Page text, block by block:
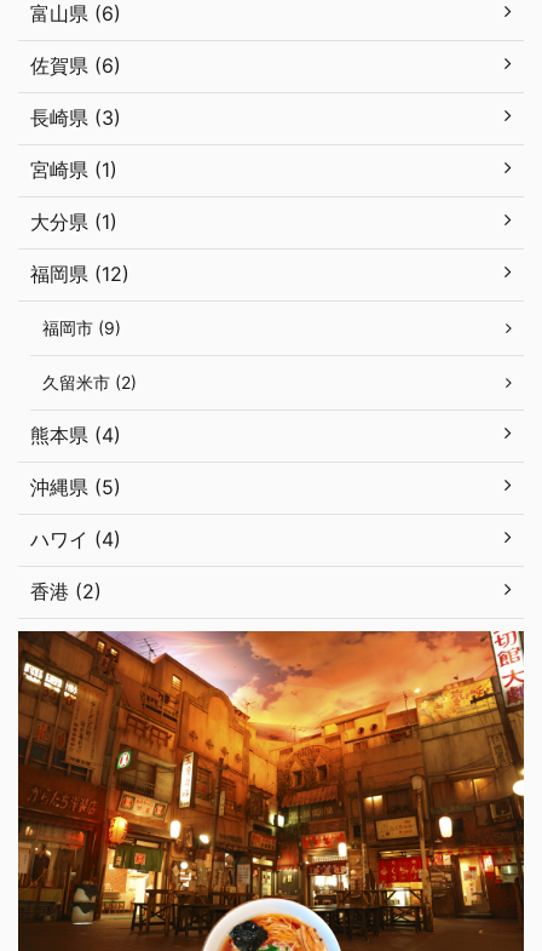
富山県 (6)
佐賀県 (6)
長崎県 (3)
宮崎県 (1)
大分県 (1)
福岡県 (12)
福岡市 (9)
久留米市 (2)
熊本県 (4)
沖縄県 (5)
ハワイ (4)
香港 (2)